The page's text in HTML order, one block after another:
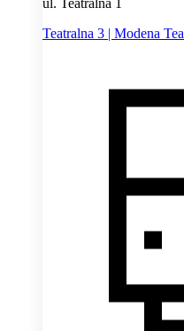
ul. Teatralna 1
Teatralna 3 | Modena